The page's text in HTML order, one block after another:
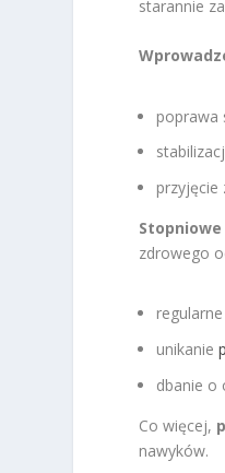
starannie
poprawa
przyjęcie
zdrowego
unikanie
dbanie o
Co więcej,
nawyków.